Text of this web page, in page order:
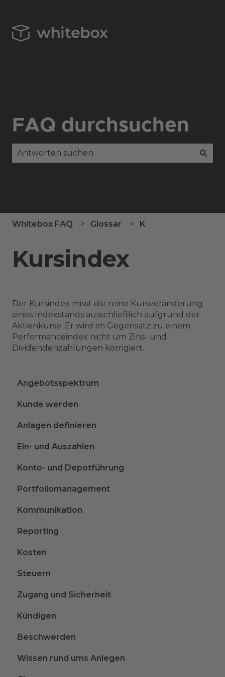
FAQ durchsuchen
Whitebox FAQ Glossar K
Kursindex
Der Kursindex misst die reine Kursveränderung
eines Indexstands ausschließlich aufgrund der
Aktienkurse. Er wird im Gegensatz zu einem
Performanceindex nicht um Zins- und
Dividendenzahlungen korrigiert.
Angebotsspektrum
Kunde werden
Anlagen definieren
Ein- und Auszahlen
Konto- und Depotführung
Portfoliomanagement
Kommunikation
Reporting
Kosten
Steuern
Zugang und Sicherheit
Kündigen
Beschwerden
Wissen rund ums Anlegen